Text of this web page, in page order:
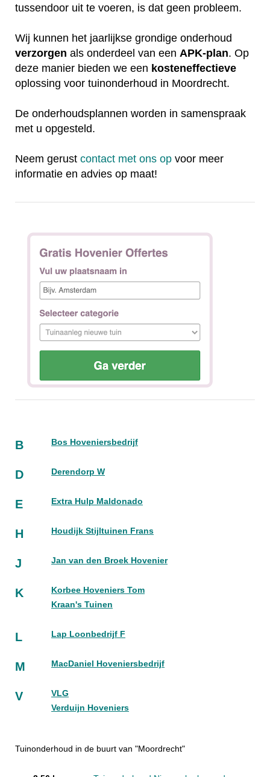
tussendoor uit te voeren, is dat geen probleem.
Wij kunnen het jaarlijkse grondige onderhoud
verzorgen als onderdeel van een APK-plan. Op
deze manier bieden we een kosteneffectieve
oplossing voor tuinonderhoud in Moordrecht.
De onderhoudsplannen worden in samenspraak
met u opgesteld.
Neem gerust contact met ons op voor meer
informatie en advies op maat!
B Bos Hoveniersbedrijf
D Derendorp W
E Extra Hulp Maldonado
H Houdijk Stijltuinen Frans
J Jan van den Broek Hovenier
K
Korbee Hoveniers Tom
Kraan's Tuinen
L Lap Loonbedrijf F
M MacDaniel Hoveniersbedrijf
V
VLG
Verduijn Hoveniers
Tuinonderhoud in de buurt van "Moordrecht"